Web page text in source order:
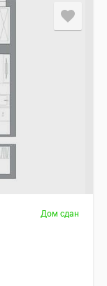
Дом сдан